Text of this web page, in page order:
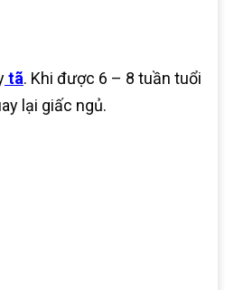
tã. Khi được 6 – 8 tuần tuổi
lại giấc ngủ.